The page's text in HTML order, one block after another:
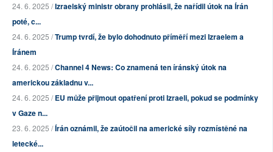
24. 6. 2025 /Izraelský ministr obrany prohlásil, že nařídil útok na Írán
poté, c...
24. 6. 2025 /Trump tvrdí, že bylo dohodnuto příměří mezi Izraelem a
Íránem
24. 6. 2025 /Channel 4 News: Co znamená ten íránský útok na
americkou základnu v...
24. 6. 2025 /EU může přijmout opatření proti Izraeli, pokud se podmínky
v Gaze n...
23. 6. 2025 /Írán oznámil, že zaútočil na americké síly rozmístěné na
letecké...